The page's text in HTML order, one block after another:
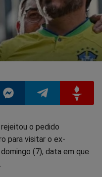
no
Compartilhar
no
no
o pedido
para visitar o ex-
(7), data em que